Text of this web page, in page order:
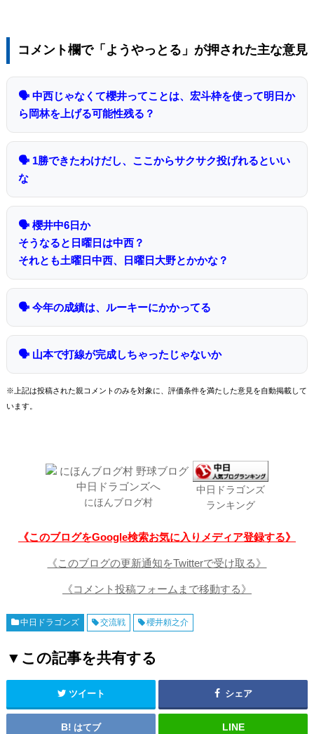
コメント欄で「ようやっとる」が押された主な意見
🗣 中西じゃなくて櫻井ってことは、宏斗枠を使って明日か
ら岡林を上げる可能性残る？
🗣 1勝できたわけだし、ここからサクサク投げれるといい
な
🗣 櫻井中6日か
そうなると日曜日は中西？
それとも土曜日中西、日曜日大野とかかな？
🗣 今年の成績は、ルーキーにかかってる
🗣 山本で打線が完成しちゃったじゃないか
※上記は投稿された親コメントのみを対象に、評価条件を満たした意見を自動掲載して
います。
にほんブログ村
中日ドラゴンズ
ランキング
《このブログをGoogle検索お気に入りメディア登録する》
《このブログの更新通知をTwitterで受け取る》
《コメント投稿フォームまで移動する》
中日ドラゴンズ 交流戦 櫻井頼之介
▼この記事を共有する
ツイート シェア
はてブ